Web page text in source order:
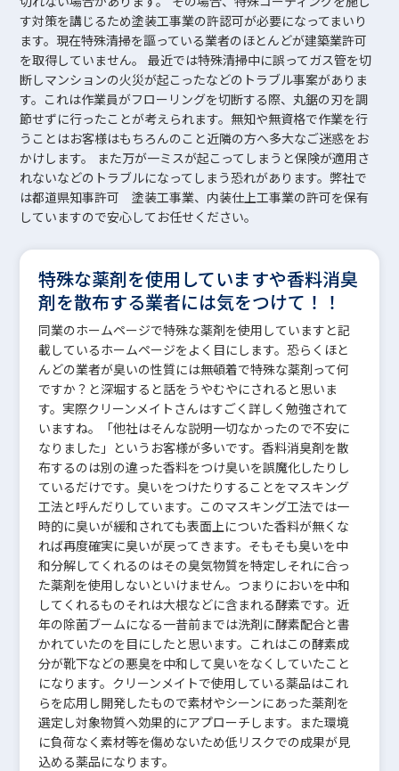
す対策を講じるため塗装工事業の許認可が必要になってまいり
ます。現在特殊清掃を謳っている業者のほとんどが建築業許可
を取得していません。 最近では特殊清掃中に誤ってガス管を切
断しマンションの火災が起こったなどのトラブル事案がありま
す。これは作業員がフローリングを切断する際、丸鋸の刃を調
節せずに行ったことが考えられます。無知や無資格で作業を行
うことはお客様はもちろんのこと近隣の方へ多大なご迷惑をお
かけします。 また万が一ミスが起こってしまうと保険が適用さ
れないなどのトラブルになってしまう恐れがあります。弊社で
は都道県知事許可 塗装工事業、内装仕上工事業の許可を保有
していますので安心してお任せください。
特殊な薬剤を使用していますや香料消臭
剤を散布する業者には気をつけて！！
同業のホームページで特殊な薬剤を使用していますと記
載しているホームページをよく目にします。恐らくほと
んどの業者が臭いの性質には無頓着で特殊な薬剤って何
ですか？と深堀すると話をうやむやにされると思いま
す。実際クリーンメイトさんはすごく詳しく勉強されて
いますね。「他社はそんな説明一切なかったので不安に
なりました」というお客様が多いです。香料消臭剤を散
布するのは別の違った香料をつけ臭いを誤魔化したりし
ているだけです。臭いをつけたりすることをマスキング
工法と呼んだりしています。このマスキング工法では一
時的に臭いが緩和されても表面上についた香料が無くな
れば再度確実に臭いが戻ってきます。そもそも臭いを中
和分解してくれるのはその臭気物質を特定しそれに合っ
た薬剤を使用しないといけません。つまりにおいを中和
してくれるものそれは大根などに含まれる酵素です。近
年の除菌ブームになる一昔前までは洗剤に酵素配合と書
かれていたのを目にしたと思います。これはこの酵素成
分が靴下などの悪臭を中和して臭いをなくしていたこと
になります。クリーンメイトで使用している薬品はこれ
らを応用し開発したもので素材やシーンにあった薬剤を
選定し対象物質へ効果的にアプローチします。また環境
に負荷なく素材等を傷めないため低リスクでの成果が見
込める薬品になります。